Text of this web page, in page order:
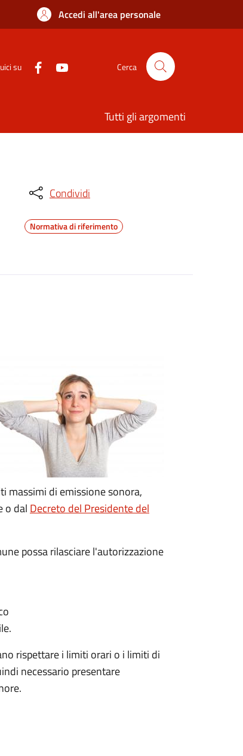
Accedi all'area personale
su Cerca
Tutti gli argomenti
Condividi
Normativa di riferimento
massimi di emissione sonora,
o dal Decreto del Presidente del
possa rilasciare l'autorizzazione
rispettare i limiti orari o i limiti di
necessario presentare